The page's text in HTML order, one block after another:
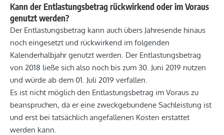
Kann der Entlastungsbetrag rückwirkend oder im Voraus
genutzt werden?
Der Entlastungsbetrag kann auch übers Jahresende hinaus
noch eingesetzt und rückwirkend im folgenden
Kalenderhalbjahr genutzt werden. Der Entlastungsbetrag
von 2018 ließe sich also noch bis zum 30. Juni 2019 nutzen
und würde ab dem 01. Juli 2019 verfallen.
Es ist nicht möglich den Entlastungsbetrag im Voraus zu
beanspruchen, da er eine zweckgebundene Sachleistung ist
und erst bei tatsächlich angefallenen Kosten erstattet
werden kann.